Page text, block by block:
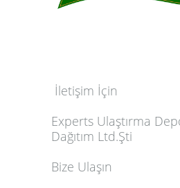
İletişim İçin
Experts Ulaştırma
Dağıtım Ltd.Şti
Bize Ulaşın